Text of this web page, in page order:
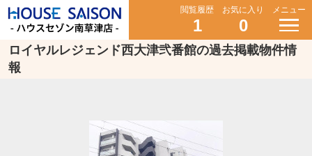
閲覧履歴
1
お気に入り
0
メニュー
ロイヤルレジェンド西大津弐番館の過去掲載物件情
報